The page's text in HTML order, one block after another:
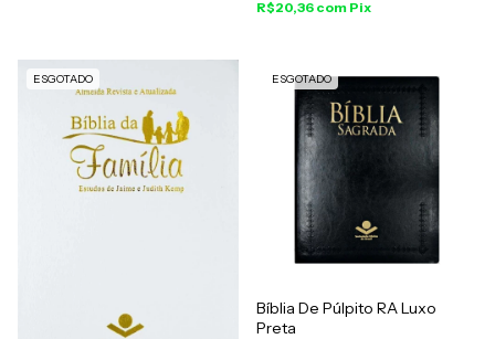
R$20,36 com Pix
ESGOTADO ESGOTADO
Bíblia De Púlpito RA Luxo
Preta